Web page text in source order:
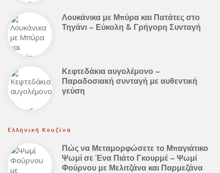
Λουκάνικα με Μπύρα και Πατάτες στο
Τηγάνι – Εύκολη & Γρήγορη Συνταγή
Κεφτεδάκια αυγολέμονο –
Παραδοσιακή συνταγή με αυθεντική
γεύση
Ελληνική Κουζίνα
Πώς να Μεταμορφώσετε το Μπαγιάτικο
Ψωμί σε Ένα Πιάτο Γκουρμέ – Ψωμί
Φούρνου με Μελιτζάνα και Παρμεζάνα